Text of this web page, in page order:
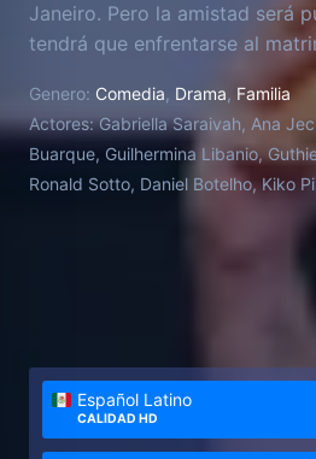
Janeiro. Pero la amistad será
tendrá que enfrentarse al
su padrastro como maestro y
hermano como compañero de
conocerá a su primer amor y
problemas personales de sus
esto lo harán juntas... o no.
Genero: Comedia Drama, Familia
Actores: Gabriella Saraivah, Ana
Buarque, Guilhermina Libanio,
Ronald Sotto, Daniel Botelho, Kiko
Español Latino
CALIDAD HD